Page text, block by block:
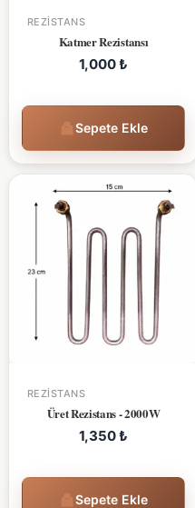
REZISTANS
Katmer Rezistansı
1,000₺
Sepete Ekle
REZISTANS
Üret Rezistans - 2000W
1,350₺
Sepete Ekle